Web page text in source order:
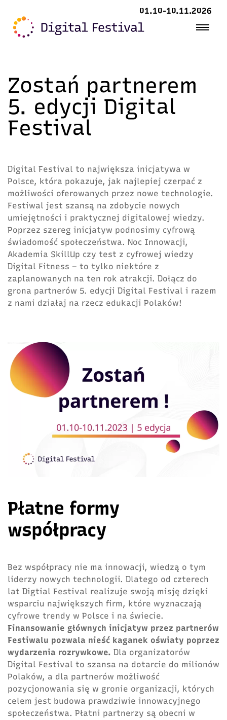
01.10-10.11.2026
Zostań partnerem
5. edycji Digital
Festival
Digital Festival to największa inicjatywa w
Polsce, która pokazuje, jak najlepiej czerpać z
możliwości oferowanych przez nowe technologie.
Festiwal jest szansą na zdobycie nowych
umiejętności i praktycznej digitalowej wiedzy.
Poprzez szereg inicjatyw podnosimy cyfrową
świadomość społeczeństwa. Noc Innowacji,
Akademia SkillUp czy test z cyfrowej wiedzy
Digital Fitness – to tylko niektóre z
zaplanowanych na ten rok atrakcji. Dołącz do
grona partnerów 5. edycji Digital Festival i razem
z nami działaj na rzecz edukacji Polaków!
Płatne formy
współpracy
Bez współpracy nie ma innowacji, wiedzą o tym
liderzy nowych technologii. Dlatego od czterech
lat Digtial Festival realizuje swoją misję dzięki
wsparciu największych firm, które wyznaczają
cyfrowe trendy w Polsce i na świecie.
Finansowanie głównych inicjatyw przez partnerów
Festiwalu pozwala nieść kaganek oświaty poprzez
wydarzenia rozrywkowe. Dla organizatorów
Digital Festival to szansa na dotarcie do milionów
Polaków, a dla partnerów możliwość
pozycjonowania się w gronie organizacji, których
celem jest budowa prawdziwie innowacyjnego
społeczeństwa. Płatni partnerzy są obecni w